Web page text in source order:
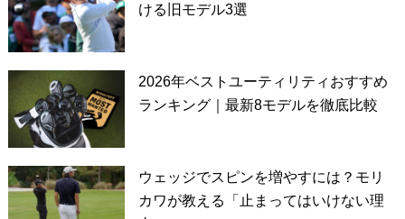
ける旧モデル3選
2026年ベストユーティリティおすすめ
ランキング｜最新8モデルを徹底比較
ウェッジでスピンを増やすには？モリ
カワが教える「止まってはいけない理